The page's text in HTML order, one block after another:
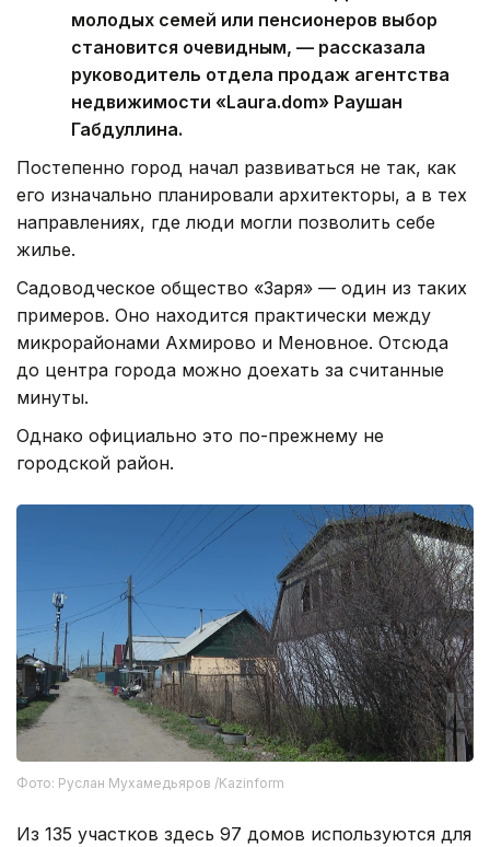
молодых семей или пенсионеров выбор
становится очевидным, — рассказала
руководитель отдела продаж агентства
недвижимости «Laura.dom» Раушан
Габдуллина.
Постепенно город начал развиваться не так, как
его изначально планировали архитекторы, а в тех
направлениях, где люди могли позволить себе
жилье.
Садоводческое общество «Заря» — один из таких
примеров. Оно находится практически между
микрорайонами Ахмирово и Меновное. Отсюда
до центра города можно доехать за считанные
минуты.
Однако официально это по-прежнему не
городской район.
Фото: Руслан Мухамедьяров /Kazinform
Из 135 участков здесь 97 домов используются для